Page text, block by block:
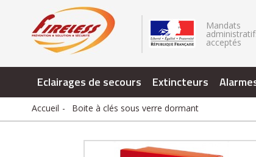
Mandats
acceptés
Eclairages de secours Extincteurs
Accueil Boite à clés sous verre dormant